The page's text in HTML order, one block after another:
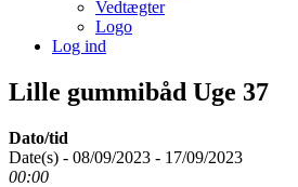
Vedtægter
Logo
Log ind
Lille gummibåd Uge 37
Dato/tid
Date(s) - 08/09/2023 - 17/09/2023
00:00